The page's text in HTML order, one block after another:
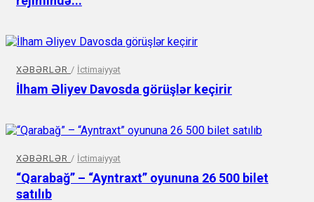
XƏBƏRLƏR / İctimaiyyət
İlham Əliyev Davosda görüşlər keçirir
XƏBƏRLƏR / İctimaiyyət
“Qarabağ” – “Ayntraxt” oyununa 26 500 bilet
satılıb